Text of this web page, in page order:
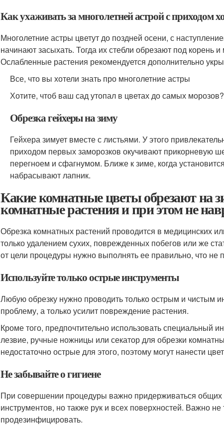
Как ухаживать за многолетней астрой с приходом
Многолетние астры цветут до поздней осени, с
начинают засыхать. Тогда их стебли обрезают под корень
Ослабленные растения рекомендуется дополнительно
Все, что вы хотели знать про многолетние астры
Хотите, чтоб ваш сад утопал в цветах до самых
Обрезка гейхеры на зиму
Гейхера зимует вместе с листьями. У этого
приходом первых заморозков окучивают прикорневую
перегноем и сфагнумом. Ближе к зиме, когда
набрасывают лапник.
Какие комнатные цветы обрезают на
комнатные растения и при этом не
Обрезка комнатных растений проводится в медицинских
только удалением сухих, поврежденных побегов или же
от цели процедуры нужно выполнять ее правильно, что не
Используйте только острые инструменты
Любую обрезку нужно проводить только острым и чистым
проблему, а только усилит повреждение растения.
Кроме того, предпочтительно использовать специальный
лезвие, ручные ножницы или секатор для обрезки
недостаточно острые для этого, поэтому могут нанести
Не забывайте о гигиене
При совершении процедуры важно придерживаться общих
инструментов, но также рук и всех поверхностей. Важно
продезинфицировать.